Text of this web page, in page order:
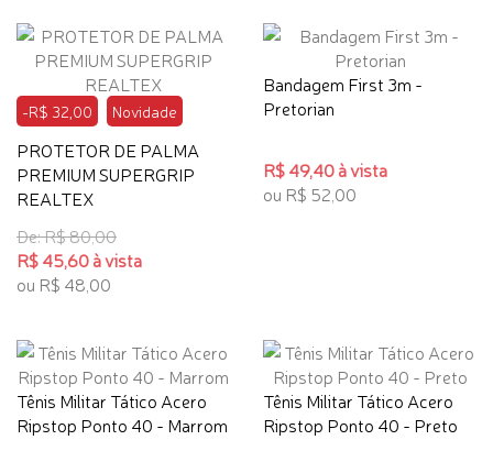
-R$ 32,00 Novidade
PROTETOR DE PALMA
PREMIUM SUPERGRIP
REALTEX
De: R$ 80,00
R$ 45,60 à vista
ou R$ 48,00
Bandagem First 3m -
Pretorian
R$ 49,40 à vista
ou R$ 52,00
Tênis Militar Tático Acero
Ripstop Ponto 40 - Marrom
Tênis Militar Tático Acero
Ripstop Ponto 40 - Preto